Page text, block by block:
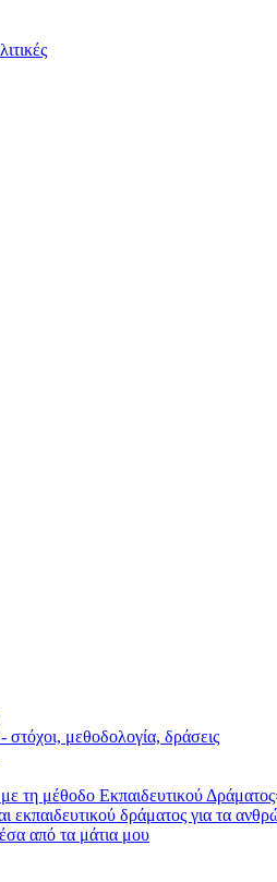
στόχοι, μεθοδολογία, δράσεις
τη μέθοδο Εκπαιδευτικού
εκπαιδευτικού δράματος για τα
από τα μάτια μου